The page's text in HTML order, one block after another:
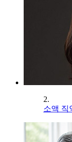
2.
소액 직